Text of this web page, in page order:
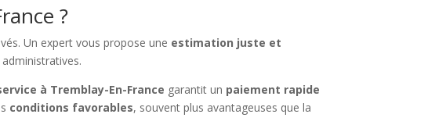
?
Un expert vous propose une estimation juste et
à Tremblay-En-France garantit un paiement rapide
conditions favorables, souvent plus avantageuses que la